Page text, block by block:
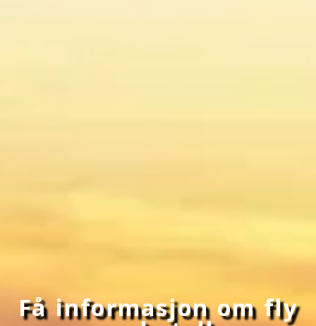
Få informasjon om fly